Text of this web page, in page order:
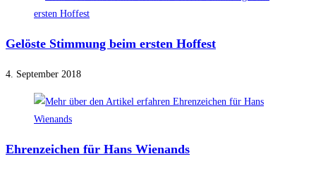
Gelöste Stimmung beim ersten Hoffest
4. September 2018
Ehrenzeichen für Hans Wienands